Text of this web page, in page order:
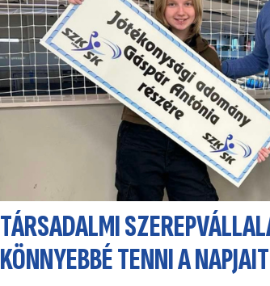
TÁRSADALMI
KÖNNYEBBÉ TENNI A